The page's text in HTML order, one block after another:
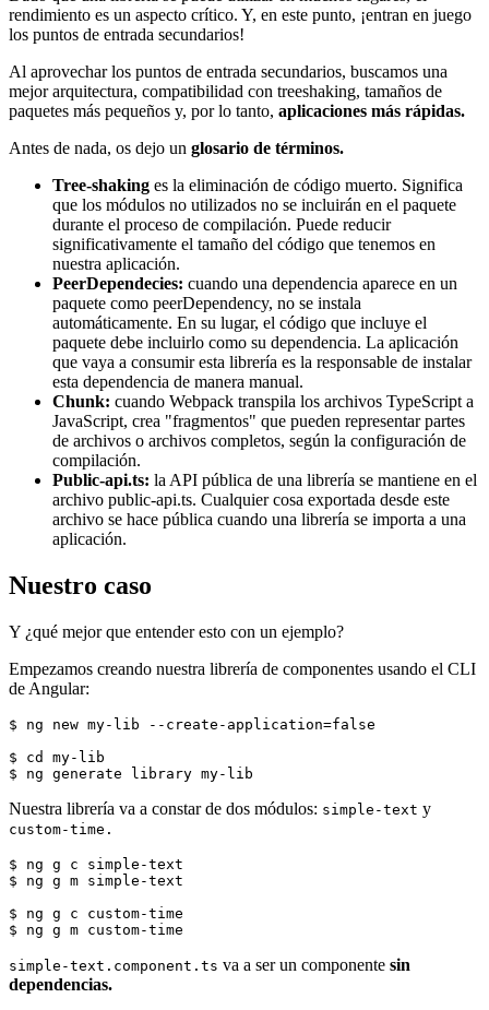
rendimiento es un aspecto crítico. Y, en este punto, ¡entran en juego
los puntos de entrada secundarios!
Al aprovechar los puntos de entrada secundarios, buscamos una
mejor arquitectura, compatibilidad con treeshaking, tamaños de
paquetes más pequeños y, por lo tanto, aplicaciones más rápidas.
Antes de nada, os dejo un glosario de términos.
Tree-shaking es la eliminación de código muerto. Significa
que los módulos no utilizados no se incluirán en el paquete
durante el proceso de compilación. Puede reducir
significativamente el tamaño del código que tenemos en
nuestra aplicación.
PeerDependecies: cuando una dependencia aparece en un
paquete como peerDependency, no se instala
automáticamente. En su lugar, el código que incluye el
paquete debe incluirlo como su dependencia. La aplicación
que vaya a consumir esta librería es la responsable de instalar
esta dependencia de manera manual.
Chunk: cuando Webpack transpila los archivos TypeScript a
JavaScript, crea "fragmentos" que pueden representar partes
de archivos o archivos completos, según la configuración de
compilación.
Public-api.ts: la API pública de una librería se mantiene en el
archivo public-api.ts. Cualquier cosa exportada desde este
archivo se hace pública cuando una librería se importa a una
aplicación.
Nuestro caso
Y ¿qué mejor que entender esto con un ejemplo?
Empezamos creando nuestra librería de componentes usando el CLI
de Angular:
$ ng new my-lib --create-application=false
$ cd my-lib
Nuestra librería va a constar de dos módulos: simple-text y
custom-time.
$ ng g c simple-text
$ ng g m simple-text
$ ng g c custom-time
simple-text.component.ts va a ser un componente sin
dependencias.